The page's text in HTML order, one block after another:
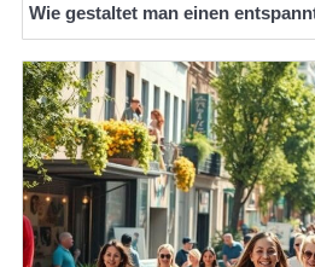
Wie gestaltet man einen